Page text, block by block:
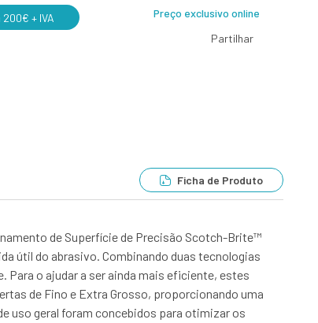
+ IVA
Preço exclusivo online
Partilhar
Ficha de Produto
de Superfície de Precisão Scotch-Brite™
útil do abrasivo. Combinando duas tecnologias
Para o ajudar a ser ainda mais eficiente, estes
de Fino e Extra Grosso, proporcionando uma
uso geral foram concebidos para otimizar os